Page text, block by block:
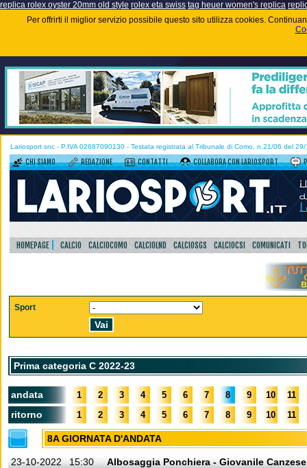
replica rolex oyster 20mm old style rolex eta swiss tag heuer women's replica
Per offrirti il miglior servizio possibile questo sito utilizza cookies.
Lariosport snc - P.IVA 02687090130 - Testata registrata al Tribunale di Como, n.21/06 del
CHI SIAMO REDAZIONE CONTATTI COLLABORA CON LARIOSPORT
HOMEPAGE CALCIO CALCIOCOMO CALCIOLND CALCIOSGS CALCIOCSI COMUNICATI
Sport
Prima categoria C 2022-23
andata 1 2 3 4 5 6 7 8 9 10 11
ritorno 1 2 3 4 5 6 7 8 9 10 11
8A GIORNATA D'ANDATA
23-10-2022 15:30
Albosaggia Ponchiera - Giovanile Canzese